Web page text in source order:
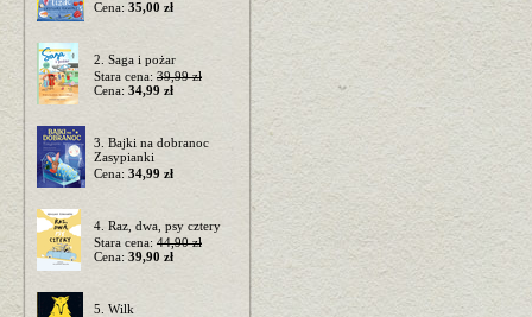
Cena: 35,00 zł
2. Saga i pożar
Stara cena: 39,99 zł
Cena: 34,99 zł
3. Bajki na dobranoc
Zasypianki
Cena: 34,99 zł
4. Raz, dwa, psy cztery
Stara cena: 44,90 zł
Cena: 39,90 zł
5. Wilk